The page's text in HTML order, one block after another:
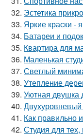
32. Эстетика
33. Яркие краски -
34. Батареи и
35. Квартира для
36. Маленькая
37. Светлый
38. Утепление
39. Уютная двушка
40. Двухуровневый
41. Как правильно
42. Студия для тех,